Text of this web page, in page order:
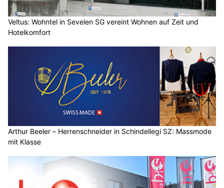
Veltus: Wohntel in Sevelen SG vereint Wohnen auf Zeit und
Hotelkomfort
Arthur Beeler – Herrenschneider in Schindellegi SZ: Massmode
mit Klasse